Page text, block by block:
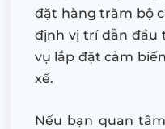
đặt hàng trăm bộ
định vị trí dẫn đầu
vụ lắp đặt cảm
xế.
Nếu bạn quan